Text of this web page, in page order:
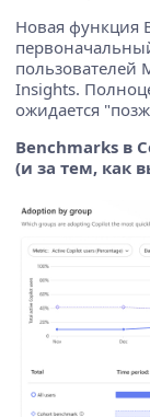
Новая функция
пользователей
Insights.
ожидается
Benchmarks в
(и за тем, как